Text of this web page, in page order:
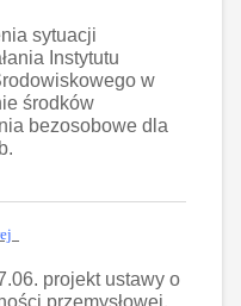
sytuacji
Instytutu
w
środków
bezosobowe dla
projekt ustawy o
przemysłowej,